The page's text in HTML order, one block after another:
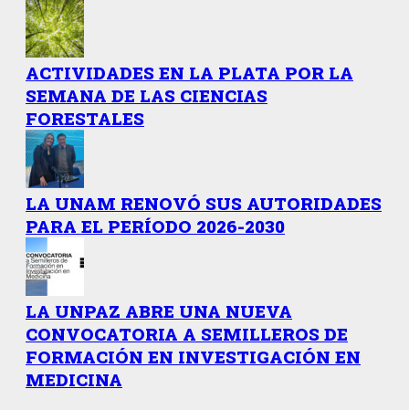
ACTIVIDADES EN LA PLATA POR LA
SEMANA DE LAS CIENCIAS
FORESTALES
LA UNAM RENOVÓ SUS AUTORIDADES
PARA EL PERÍODO 2026-2030
LA UNPAZ ABRE UNA NUEVA
CONVOCATORIA A SEMILLEROS DE
FORMACIÓN EN INVESTIGACIÓN EN
MEDICINA